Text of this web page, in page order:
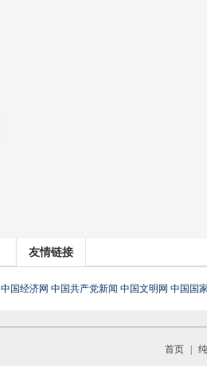
友情链接
中国经济网 中国共产党新闻 中国文明网 中国国
首页